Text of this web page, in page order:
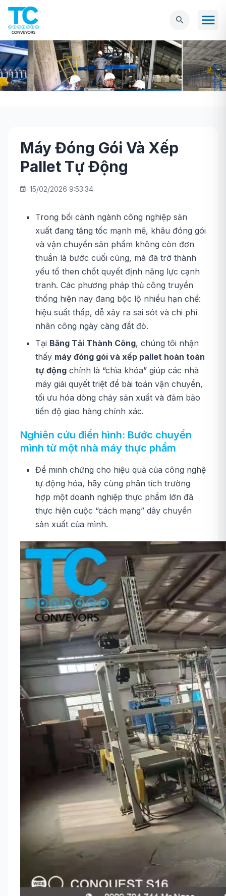
Trang chủ Tin tức
Pallet Tự Động
Máy Đóng Gói Và Xếp
Pallet Tự Động
15/02/2026 9:53:34
Trong bối cảnh ngành công nghiệp sản
xuất đang tăng tốc mạnh mẽ, khâu đóng gói
và vận chuyển sản phẩm không còn đơn
thuần là bước cuối cùng, mà đã trở thành
yếu tố then chốt quyết định năng lực cạnh
tranh. Các phương pháp thủ công truyền
thống hiện nay đang bộc lộ nhiều hạn chế:
hiệu suất thấp, dễ xảy ra sai sót và chi phí
nhân công ngày càng đắt đỏ.
Tại Băng Tải Thành Công, chúng tôi nhận
thấy máy đóng gói và xếp pallet hoàn toàn
tự động chính là “chìa khóa” giúp các nhà
máy giải quyết triệt để bài toán vận chuyển,
tối ưu hóa dòng chảy sản xuất và đảm bảo
tiến độ giao hàng chính xác.
Nghiên cứu điển hình: Bước chuyển
mình từ một nhà máy thực phẩm
Để minh chứng cho hiệu quả của công nghệ
tự động hóa, hãy cùng phân tích trường
hợp một doanh nghiệp thực phẩm lớn đã
thực hiện cuộc “cách mạng” dây chuyền
sản xuất của mình.